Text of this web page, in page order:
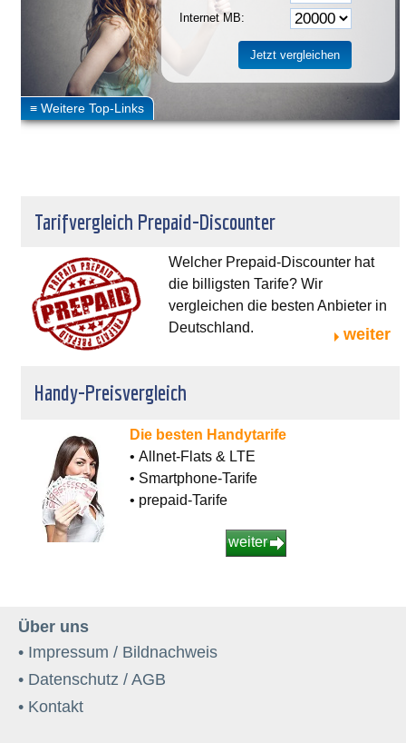
Internet MB:
Tarifvergleich Prepaid-Discounter
Welcher Prepaid-Discounter hat
die billigsten Tarife? Wir
vergleichen die besten Anbieter in
Deutschland.
weiter
Handy-Preisvergleich
Die besten Handytarife
• Allnet-Flats & LTE
• Smartphone-Tarife
• prepaid-Tarife
weiter
Über uns
• Impressum / Bildnachweis
• Datenschutz / AGB
• Kontakt